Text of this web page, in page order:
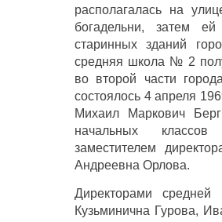
располагалась на
богадельни, затем
старинных зданий
средняя школа № 2
во второй части
состоялось 4 апреля
Михаил Маркович
начальных
заместителем
Андреевна Орлова.
Директорами
Кузьминична Гурова,